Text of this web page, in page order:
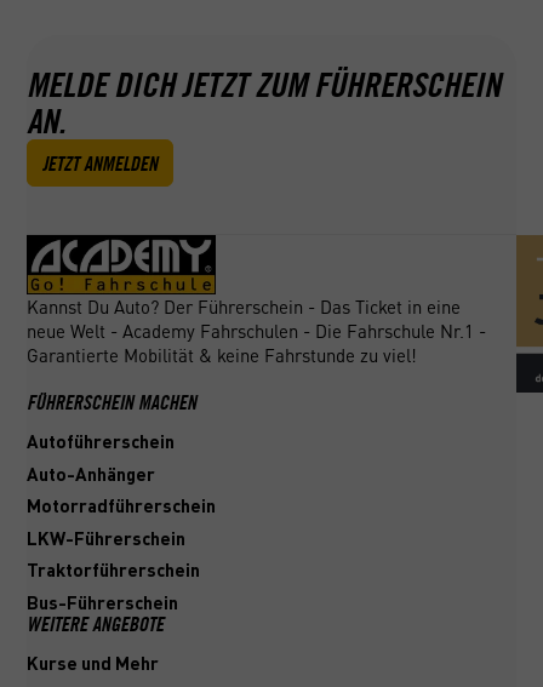
MELDE DICH JETZT ZUM FÜHRERSCHEIN
AN.
JETZT ANMELDEN
Kannst Du Auto? Der Führerschein - Das Ticket in eine
neue Welt - Academy Fahrschulen - Die Fahrschule Nr.1 -
Garantierte Mobilität & keine Fahrstunde zu viel!
FÜHRERSCHEIN MACHEN
Autoführerschein
Auto-Anhänger
Motorradführerschein
LKW-Führerschein
Traktorführerschein
Bus-Führerschein
WEITERE ANGEBOTE
Kurse und Mehr